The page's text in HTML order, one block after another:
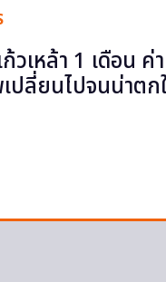
วเหล้า 1 เดือน ค่า
ปลี่ยนไปจนน่าตก